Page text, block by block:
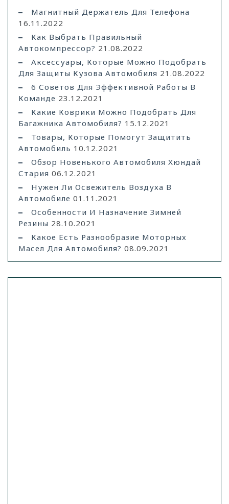
Магнитный Держатель Для Телефона
16.11.2022
Как Выбрать Правильный
Автокомпрессор? 21.08.2022
Аксессуары, Которые Можно Подобрать
Для Защиты Кузова Автомобиля 21.08.2022
6 Советов Для Эффективной Работы В
Команде 23.12.2021
Какие Коврики Можно Подобрать Для
Багажника Автомобиля? 15.12.2021
Товары, Которые Помогут Защитить
Автомобиль 10.12.2021
Обзор Новенького Автомобиля Хюндай
Стария 06.12.2021
Нужен Ли Освежитель Воздуха В
Автомобиле 01.11.2021
Особенности И Назначение Зимней
Резины 28.10.2021
Какое Есть Разнообразие Моторных
Масел Для Автомобиля? 08.09.2021